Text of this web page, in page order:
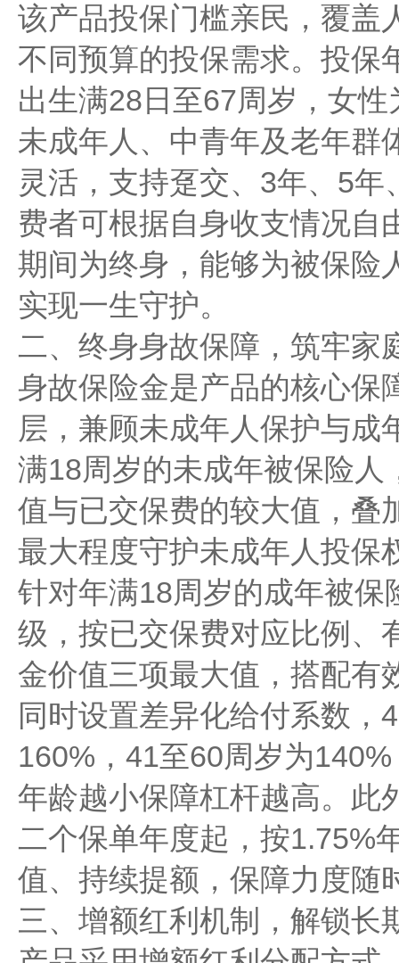
该产品投保门槛亲民，覆盖
不同预算的投保需求。投保
出生满28日至67周岁，女
未成年人、中青年及老年群
灵活，支持趸交、3年、5
费者可根据自身收支情况自
期间为终身，能够为被保险
实现一生守护。
二、终身身故保障，筑牢家
身故保险金是产品的核心保
层，兼顾未成年人保护与成
满18周岁的未成年被保险
值与已交保费的较大值，叠
最大程度守护未成年人投保
针对年满18周岁的成年被保
级，按已交保费对应比例、
金价值三项最大值，搭配有
同时设置差异化给付系数，
160%，41至60周岁为
年龄越小保障杠杆越高。此
二个保单年度起，按1.75%
值、持续提额，保障力度随
三、增额红利机制，解锁长